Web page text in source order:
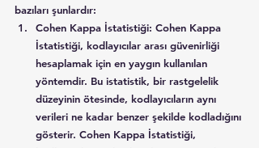
bazıları şunlardır:
Cohen Kappa İstatistiği: Cohen Kappa
İstatistiği, kodlayıcılar arası güvenirliği
hesaplamak için en yaygın kullanılan
yöntemdir. Bu istatistik, bir rastgelelik
düzeyinin ötesinde, kodlayıcıların aynı
verileri ne kadar benzer şekilde kodladığını
gösterir. Cohen Kappa İstatistiği,